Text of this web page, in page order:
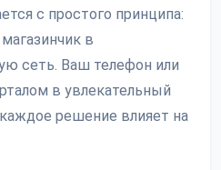
с простого принципа:
в
сеть. Ваш телефон или
в увлекательный
решение влияет на